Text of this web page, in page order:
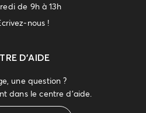
de 9h à 13h
nous !
D'AIDE
une question ?
dans le centre d'aide.